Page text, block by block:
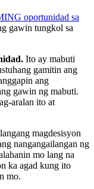
oportunidad sa
gawin tungkol sa
Ito ay mabuti
gamitin ang
ang
gawin ng mabuti.
aralan ito at
magdesisyon
nangangailangan ng
mo lang na
ka agad kung ito
mo.